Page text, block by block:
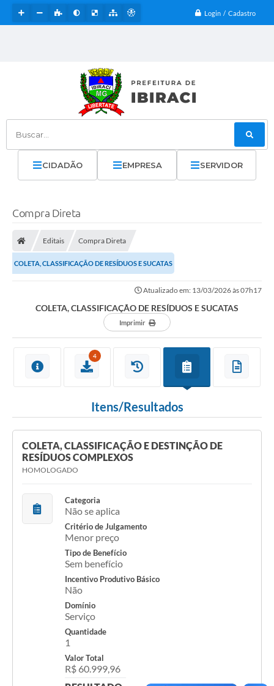
Login / Cadastro
Buscar...
CIDADÃO EMPRESA SERVIDOR
Compra Direta
Editais Compra Direta
COLETA, CLASSIFICAÇÃO DE RESÍDUOS E SUCATAS
Atualizado em: 13/03/2026 às 07h17
COLETA, CLASSIFICAÇÃO DE RESÍDUOS E SUCATAS
Imprimir
4
Itens/Resultados
COLETA, CLASSIFICAÇÃO E DESTINÇÃO DE
RESÍDUOS COMPLEXOS
HOMOLOGADO
Categoria
Não se aplica
Critério de Julgamento
Menor preço
Tipo de Benefício
Sem benefício
Incentivo Produtivo Básico
Não
Domínio
Serviço
Quantidade
1
Valor Total
R$ 60.999,96